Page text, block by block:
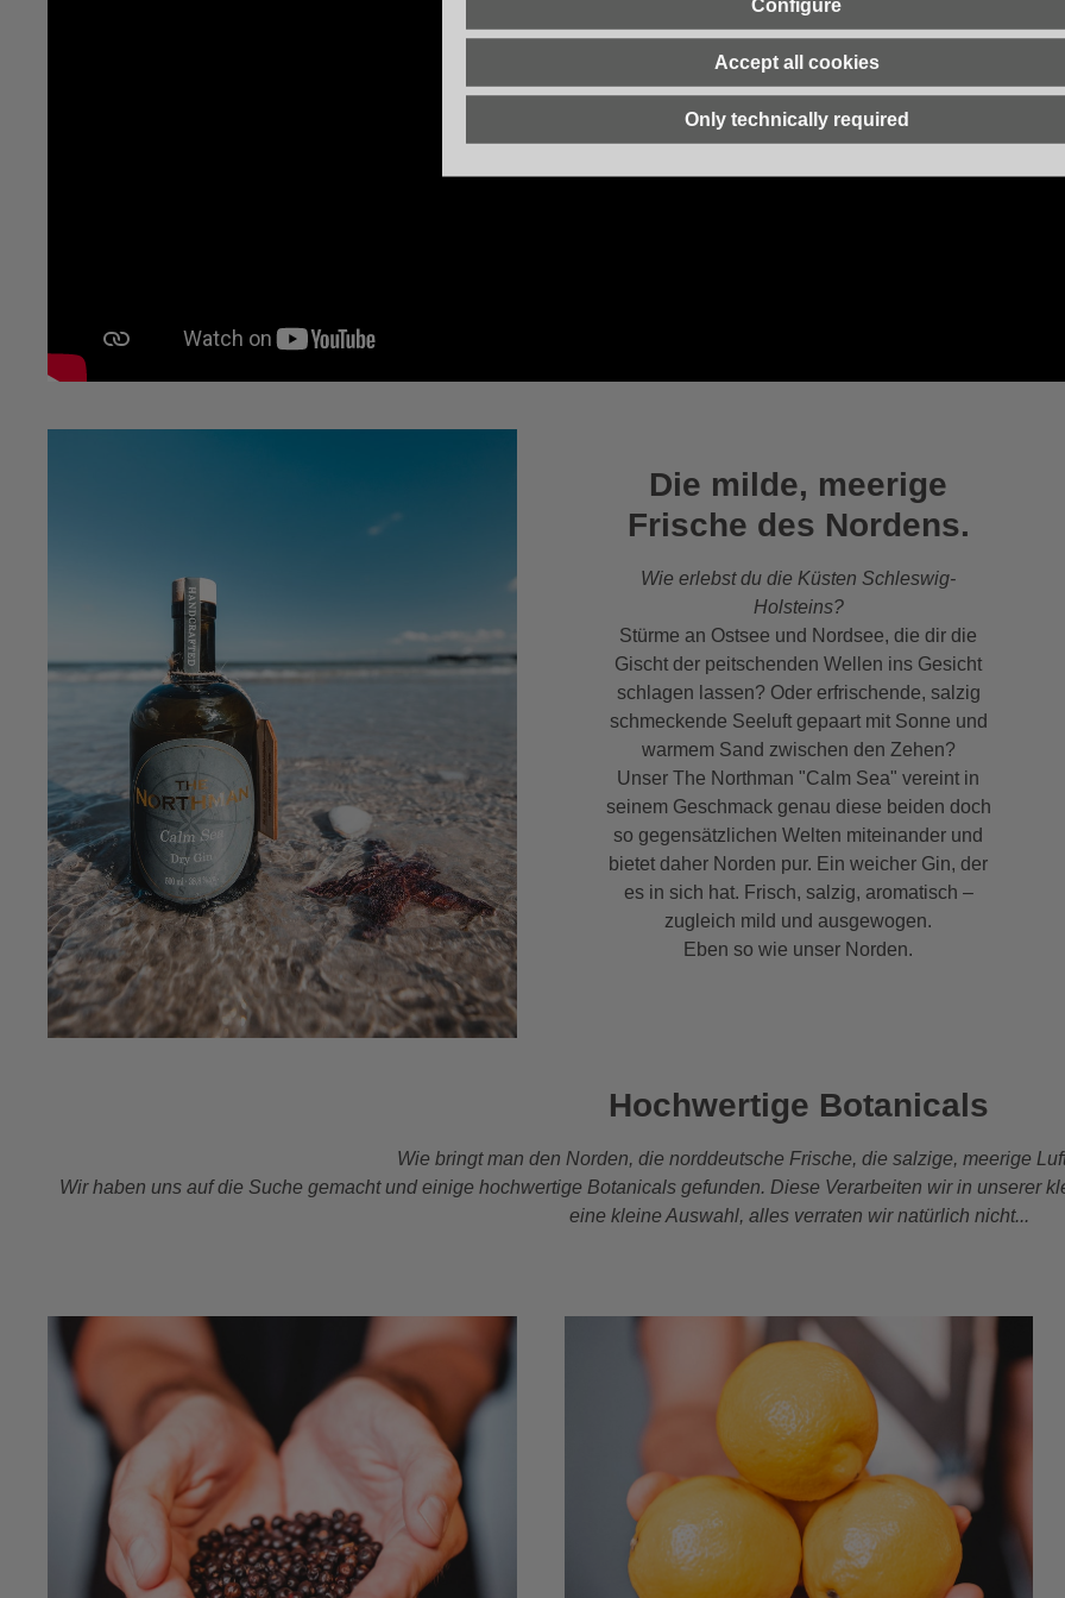
Die milde, meerige
Frische des Nordens.
Wie erlebst du die Küsten Schleswig-
Holsteins?
Stürme an Ostsee und Nordsee, die dir die
Gischt der peitschenden Wellen ins Gesicht
schlagen lassen? Oder erfrischende, salzig
schmeckende Seeluft gepaart mit Sonne und
warmem Sand zwischen den Zehen?
Unser The Northman "Calm Sea" vereint in
seinem Geschmack genau diese beiden doch
so gegensätzlichen Welten miteinander und
bietet daher Norden pur. Ein weicher Gin, der
es in sich hat. Frisch, salzig, aromatisch –
zugleich mild und ausgewogen.
Eben so wie unser Norden.
Hochwertige Botanicals
Wie bringt man den Norden, die norddeutsche Frische, die salzige, meerige
Wir haben uns auf die Suche gemacht und einige hochwertige Botanicals gefunden. Diese Verarbeiten wir in unserer
eine kleine Auswahl, alles verraten wir natürlich nicht...
Configure
Accept all cookies
Only technically required